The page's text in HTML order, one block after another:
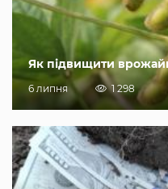
Як підвищити
6 липня 1 298